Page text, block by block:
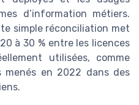
d’information métiers.
simple réconciliation met
à 30 % entre les licences
utilisées, comme
menés en 2022 dans des